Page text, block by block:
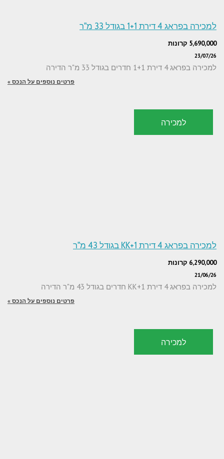
למכירה בפראג 4 דירת 1+1 בגודל 33 מ"ר
5,690,000 קרונות
23/07/26
למכירה בפראג 4 דירת 1+1 חדרים בגודל 33 מ"ר הדירה
פרטים נוספים על הנכס »
למכירה
למכירה בפראג 4 דירת 1+KK בגודל 43 מ"ר
6,290,000 קרונות
21/06/26
למכירה בפראג 4 דירת 1+KK חדרים בגודל 43 מ"ר הדירה
פרטים נוספים על הנכס »
למכירה